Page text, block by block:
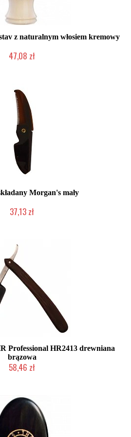
z naturalnym włosiem kremowy
47,08 zł
Morgan's mały
37,13 zł
Professional HR2413 drewniana
brązowa
58,46 zł